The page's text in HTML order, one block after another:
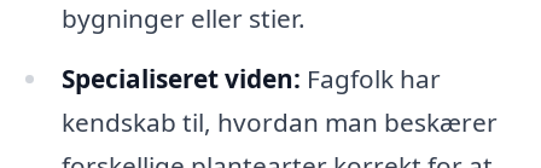
bygninger eller stier.
Specialiseret viden: Fagfolk har
kendskab til, hvordan man beskærer